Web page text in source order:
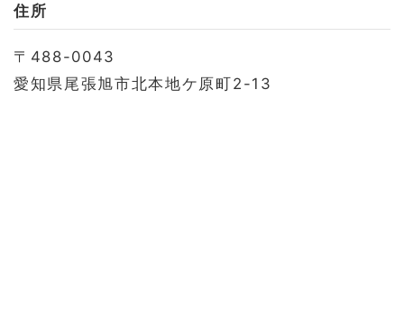
住所
〒488-0043
愛知県尾張旭市北本地ケ原町2-13